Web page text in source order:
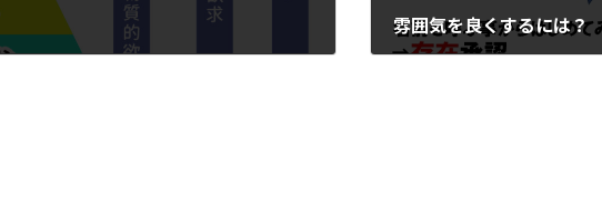
雰囲気を良くするには？